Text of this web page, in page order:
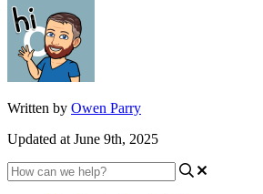
Written by Owen Parry
Updated at June 9th, 2025